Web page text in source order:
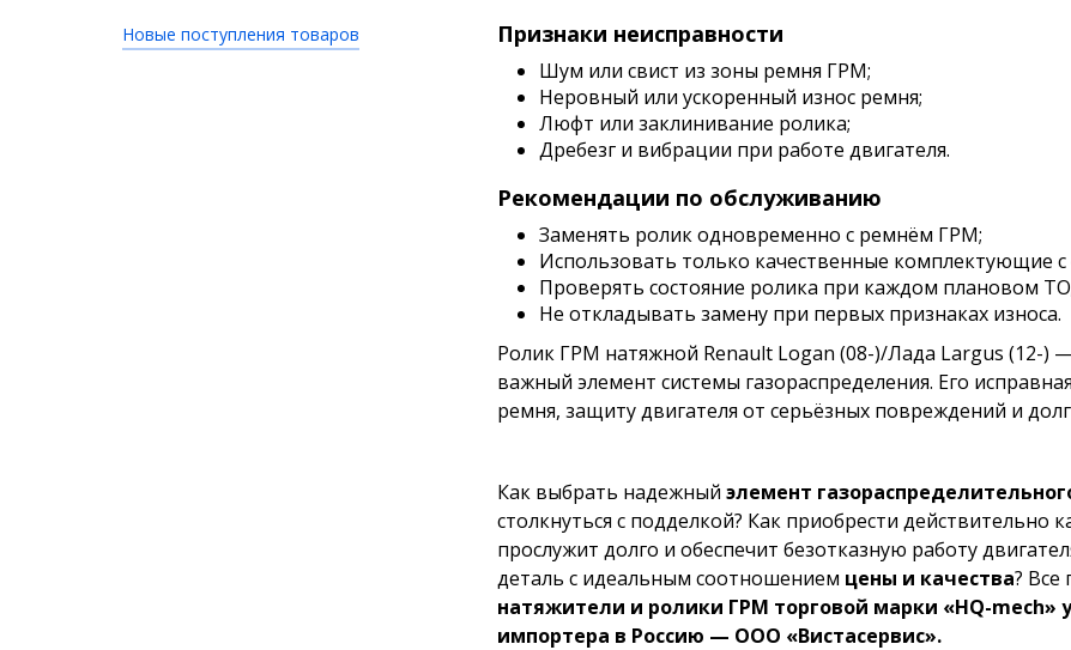
Новые поступления товаров Признаки неисправности
Шум или свист из зоны ремня ГРМ;
Неровный или ускоренный износ ремня;
Люфт или заклинивание ролика;
Дребезг и вибрации при работе двигателя.
Рекомендации по обслуживанию
Заменять ролик одновременно с ремнём ГРМ;
Использовать только качественные комплектующие с
Проверять состояние ролика при каждом плановом
Не откладывать замену при первых признаках износа.
Ролик ГРМ натяжной Renault Logan (08-)/Лада Largus (12-)
важный элемент системы газораспределения. Его
ремня, защиту двигателя от серьёзных повреждений и
Как выбрать надежный элемент
столкнуться с подделкой? Как приобрести действительно
прослужит долго и обеспечит безотказную работу
деталь с идеальным соотношением цены и качества? Все
натяжители и ролики ГРМ торговой марки «HQ-mech»
импортера в Россию — ООО «Вистасервис».